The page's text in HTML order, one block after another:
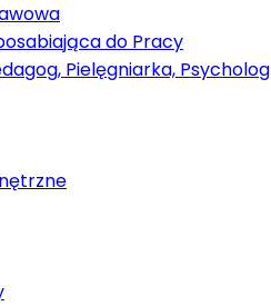
do Pracy
Pielęgniarka, Psycholog